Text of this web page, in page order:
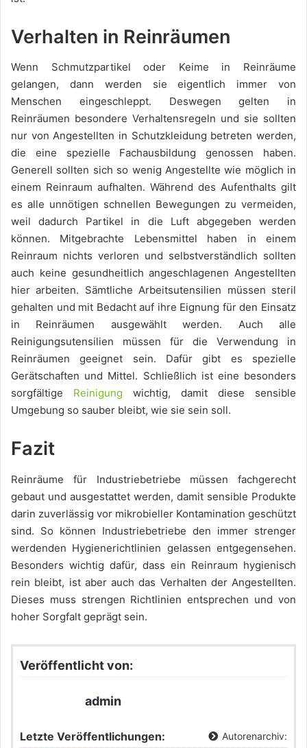
Verhalten in Reinräumen
Wenn Schmutzpartikel oder Keime in Reinräume
gelangen, dann werden sie eigentlich immer von
Menschen eingeschleppt. Deswegen gelten in
Reinräumen besondere Verhaltensregeln und sie sollten
nur von Angestellten in Schutzkleidung betreten werden,
die eine spezielle Fachausbildung genossen haben.
Generell sollten sich so wenig Angestellte wie möglich in
einem Reinraum aufhalten. Während des Aufenthalts gilt
es alle unnötigen schnellen Bewegungen zu vermeiden,
weil dadurch Partikel in die Luft abgegeben werden
können. Mitgebrachte Lebensmittel haben in einem
Reinraum nichts verloren und selbstverständlich sollten
auch keine gesundheitlich angeschlagenen Angestellten
hier arbeiten. Sämtliche Arbeitsutensilien müssen steril
gehalten und mit Bedacht auf ihre Eignung für den Einsatz
in Reinräumen ausgewählt werden. Auch alle
Reinigungsutensilien müssen für die Verwendung in
Reinräumen geeignet sein. Dafür gibt es spezielle
Gerätschaften und Mittel. Schließlich ist eine besonders
sorgfältige Reinigung wichtig, damit diese sensible
Umgebung so sauber bleibt, wie sie sein soll.
Fazit
Reinräume für Industriebetriebe müssen fachgerecht
gebaut und ausgestattet werden, damit sensible Produkte
darin zuverlässig vor mikrobieller Kontamination geschützt
sind. So können Industriebetriebe den immer strenger
werdenden Hygienerichtlinien gelassen entgegensehen.
Besonders wichtig dafür, dass ein Reinraum hygienisch
rein bleibt, ist aber auch das Verhalten der Angestellten.
Dieses muss strengen Richtlinien entsprechen und von
hoher Sorgfalt geprägt sein.
Veröffentlicht von:
admin
Letzte Veröffentlichungen: Autorenarchiv: